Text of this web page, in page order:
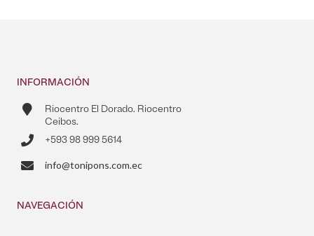
INFORMACIÓN
Riocentro El Dorado. Riocentro
Ceibos.
+593 98 999 5614
info@tonipons.com.ec
NAVEGACIÓN